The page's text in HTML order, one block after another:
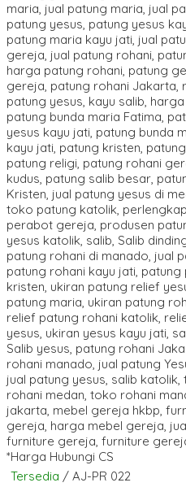
*Harga Hubungi CS
Tersedia / AJ-PR 022